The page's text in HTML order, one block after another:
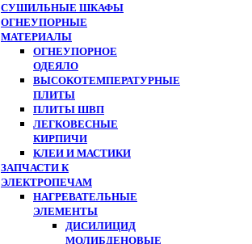
СУШИЛЬНЫЕ ШКАФЫ
ОГНЕУПОРНЫЕ
МАТЕРИАЛЫ
ОГНЕУПОРНОЕ
ОДЕЯЛО
ВЫСОКОТЕМПЕРАТУРНЫЕ
ПЛИТЫ
ПЛИТЫ ШВП
ЛЕГКОВЕСНЫЕ
КИРПИЧИ
КЛЕИ И МАСТИКИ
ЗАПЧАСТИ К
ЭЛЕКТРОПЕЧАМ
НАГРЕВАТЕЛЬНЫЕ
ЭЛЕМЕНТЫ
ДИСИЛИЦИД
МОЛИБДЕНОВЫЕ